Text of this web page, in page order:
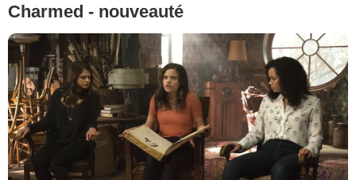
Charmed - nouveauté